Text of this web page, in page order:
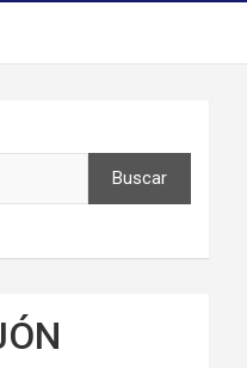
Buscar